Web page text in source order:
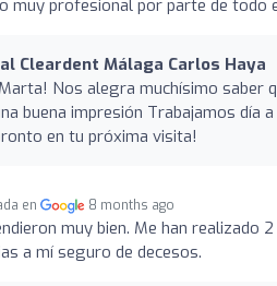
muy profesional por parte de todo
Cleardent Málaga Carlos Haya
Nos alegra muchísimo
buena impresión Trabajamos día
en tu próxima visita!
en 8 months ago
muy bien. Me han realizado
a mí seguro de decesos.